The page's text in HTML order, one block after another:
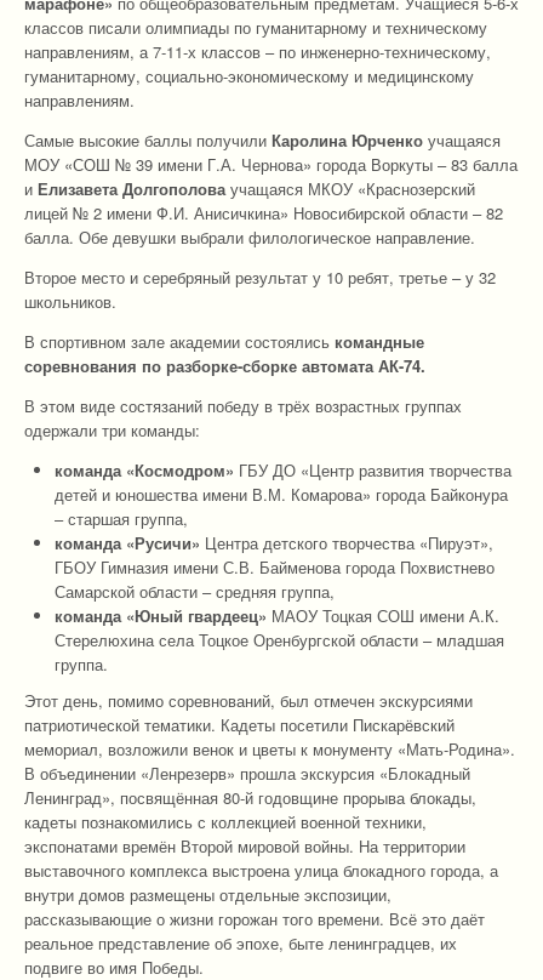
классов писали олимпиады по гуманитарному и техническому
направлениям, а 7-11-х классов – по инженерно-техническому,
гуманитарному, социально-экономическому и медицинскому
направлениям.
Самые высокие баллы получили Каролина Юрченко учащаяся
МОУ «СОШ № 39 имени Г.А. Чернова» города Воркуты – 83 балла
и Елизавета Долгополова учащаяся МКОУ «Краснозерский
лицей № 2 имени Ф.И. Анисичкина» Новосибирской области – 82
балла. Обе девушки выбрали филологическое направление.
Второе место и серебряный результат у 10 ребят, третье – у 32
школьников.
В спортивном зале академии состоялись командные
соревнования по разборке-сборке автомата АК-74.
В этом виде состязаний победу в трёх возрастных группах
одержали три команды:
команда «Космодром» ГБУ ДО «Центр развития творчества
детей и юношества имени В.М. Комарова» города Байконура
– старшая группа,
команда «Русичи» Центра детского творчества «Пируэт»,
ГБОУ Гимназия имени С.В. Байменова города Похвистнево
Самарской области – средняя группа,
команда «Юный гвардеец» МАОУ Тоцкая СОШ имени А.К.
Стерелюхина села Тоцкое Оренбургской области – младшая
группа.
Этот день, помимо соревнований, был отмечен экскурсиями
патриотической тематики. Кадеты посетили Пискарёвский
мемориал, возложили венок и цветы к монументу «Мать-Родина».
В объединении «Ленрезерв» прошла экскурсия «Блокадный
Ленинград», посвящённая 80-й годовщине прорыва блокады,
кадеты познакомились с коллекцией военной техники,
экспонатами времён Второй мировой войны. На территории
выставочного комплекса выстроена улица блокадного города, а
внутри домов размещены отдельные экспозиции,
рассказывающие о жизни горожан того времени. Всё это даёт
реальное представление об эпохе, быте ленинградцев, их
подвиге во имя Победы.